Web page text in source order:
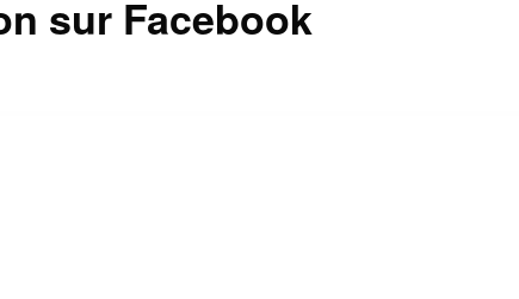
confirment son talent et sa popularité. En plus
sur Facebook